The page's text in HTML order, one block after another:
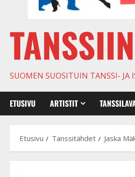
SUOMEN SUOSITUIN TANSSI- JA
ETUSIVU ARTISTIT
Etusivu Tanssitähdet Jaska